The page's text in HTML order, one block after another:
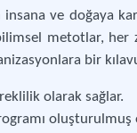
ve doğaya
metotlar, her
bir
olarak sağlar.
oluşturulmuş